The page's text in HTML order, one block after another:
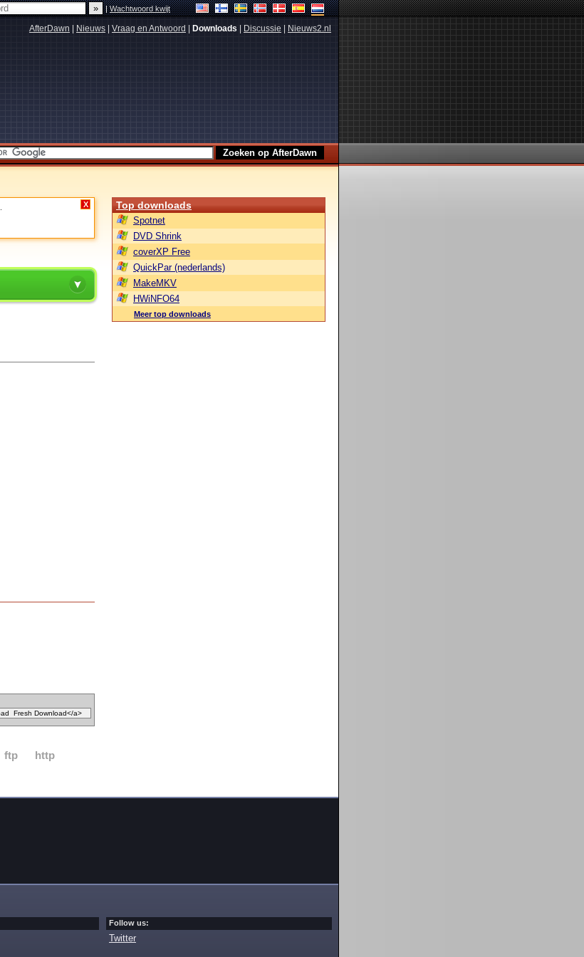
|Wachtwoord kwijt
AfterDawn Nieuws Vraag en Antwoord Downloads Discussie Nieuws2.nl
X
ftp
http
Top downloads
Spotnet
DVD Shrink
coverXP Free
QuickPar (nederlands)
MakeMKV
HWiNFO64
Meer top downloads
Follow us:
Twitter